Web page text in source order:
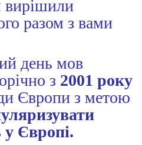
вирішили
разом з вами
день мов
з 2001 року
Європи з метою
у Європі.